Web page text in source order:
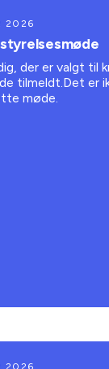
2026
der er valgt til
tilmeldt.Det er
møde.
2026